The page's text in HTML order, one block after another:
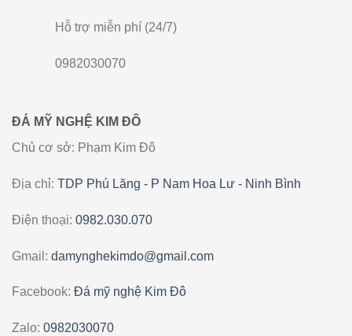
Hỗ trợ miễn phí (24/7)
0982030070
ĐÁ MỸ NGHỆ KIM ĐÔ
Chủ cơ sở: Phạm Kim Đô
Địa chỉ: TDP Phú Lăng - P Nam Hoa Lư - Ninh Bình
Điện thoại: 0982.030.070
Gmail: damynghekimdo@gmail.com
Facebook: Đá mỹ nghệ Kim Đô
Zalo: 0982030070